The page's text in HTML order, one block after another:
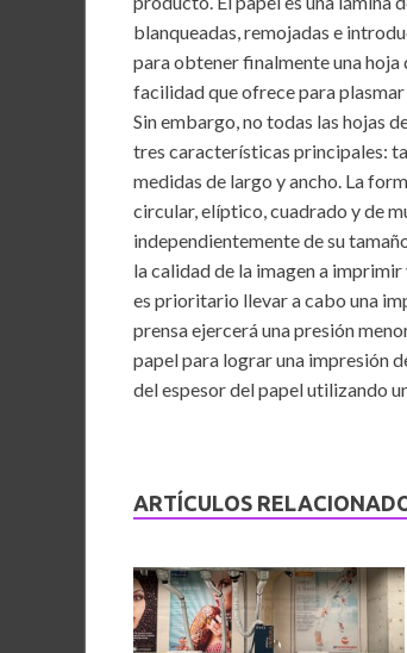
o
k
p
p
blanqueadas, remojadas e
para obtener finalmente una hoja
facilidad que ofrece para
Sin embargo, no todas las hojas
tres características principales:
medidas de largo y ancho. La
circular, elíptico, cuadrado y de
independientemente de su
la calidad de la imagen a
es prioritario llevar a cabo una
prensa ejercerá una presión
papel para lograr una impresión
del espesor del papel utilizando
ARTÍCULOS